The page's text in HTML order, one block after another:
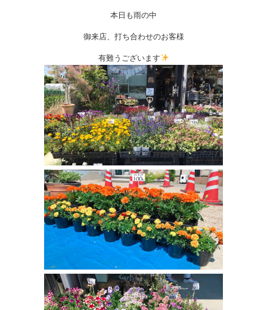
本日も雨の中
御来店、打ち合わせのお客様
有難うございます